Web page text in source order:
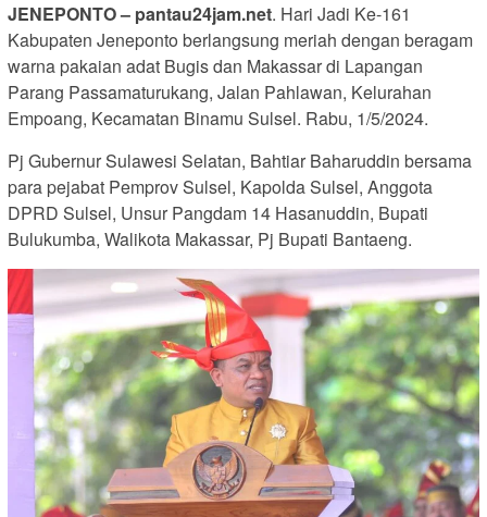
JENEPONTO – pantau24jam.net. Hari Jadi Ke-161
Kabupaten Jeneponto berlangsung meriah dengan beragam
warna pakaian adat Bugis dan Makassar di Lapangan
Parang Passamaturukang, Jalan Pahlawan, Kelurahan
Empoang, Kecamatan Binamu Sulsel. Rabu, 1/5/2024.
Pj Gubernur Sulawesi Selatan, Bahtiar Baharuddin bersama
para pejabat Pemprov Sulsel, Kapolda Sulsel, Anggota
DPRD Sulsel, Unsur Pangdam 14 Hasanuddin, Bupati
Bulukumba, Walikota Makassar, Pj Bupati Bantaeng.